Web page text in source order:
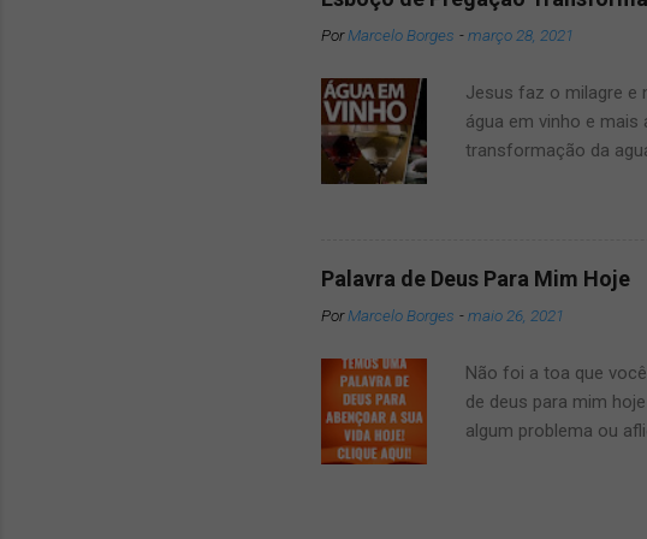
belém Porém
das Atrações
mai...
PorMarcelo Borges -março 28, 2021
Jesus faz o milagre e
água em vinho e
transformação da
jesus transforma
gostariamos de
sagradas. Na Bíblia
Jesus e seus
fundamental...
Palavra de Deus Para Mim Hoje
PorMarcelo Borges -maio 26, 2021
Não foi a toa que
de deus para mim
algum problema ou
em diante que a